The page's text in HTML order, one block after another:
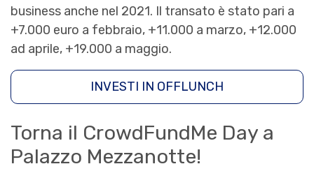
business anche nel 2021. Il transato è stato pari a
+7.000 euro a febbraio, +11.000 a marzo, +12.000
ad aprile, +19.000 a maggio.
INVESTI IN OFFLUNCH
Torna il CrowdFundMe Day a
Palazzo Mezzanotte!